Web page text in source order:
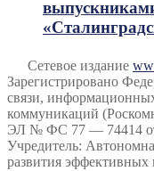
Сетевое издание
Зарегистрировано
связи,
коммуникаций
ЭЛ № ФС 77 — 74414 от
Учредитель:
развития эффективных